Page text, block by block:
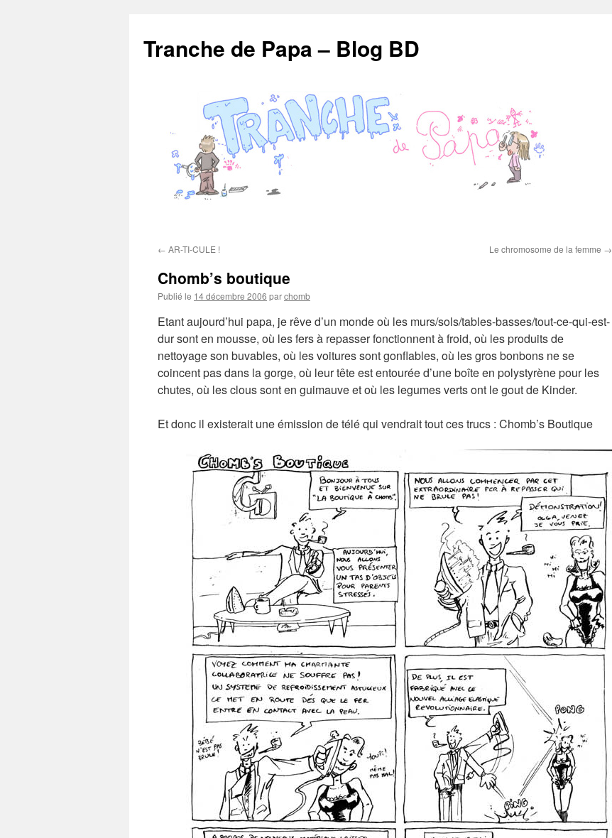
contenu
Tranche de Papa – Blog BD
← AR-TI-CULE ! Le chromosome de la femme →
Chomb’s boutique
Publié le 14 décembre 2006 parchomb
Etant aujourd’hui papa, je rêve d’un monde où les murs/sols/tables-basses/tout-ce-qui-est-
dur sont en mousse, où les fers à repasser fonctionnent à froid, où les produits de
nettoyage son buvables, où les voitures sont gonflables, où les gros bonbons ne se
coincent pas dans la gorge, où leur tête est entourée d’une boîte en polystyrène pour les
chutes, où les clous sont en guimauve et où les legumes verts ont le gout de Kinder.
Et donc il existerait une émission de télé qui vendrait tout ces trucs : Chomb’s Boutique